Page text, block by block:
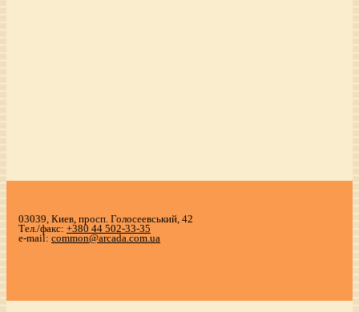
03039, Киев, просп. Голосеевський, 42
Тел./факс: +380 44 502-33-35
e-mail: common@arcada.com.ua